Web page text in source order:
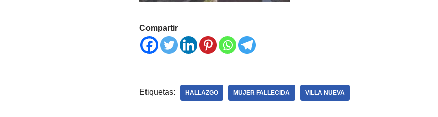
Compartir
Etiquetas: HALLAZGO MUJER FALLECIDA VILLA NUEVA